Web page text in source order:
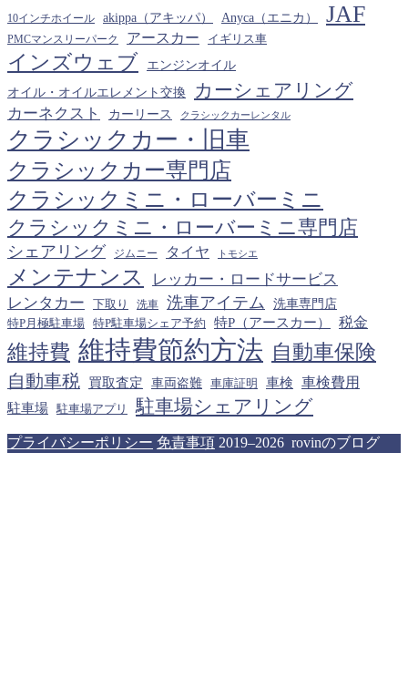
カ
イ
ブ
10インチホイール akippa（アキッパ） Anyca（エニカ） JAF
PMCマンスリーパーク アースカー イギリス車
インズウェブ エンジンオイル
オイル・オイルエレメント交換 カーシェアリング
カーネクスト カーリース クラシックカーレンタル
クラシックカー・旧車
クラシックカー専門店
クラシックミニ・ローバーミニ
クラシックミニ・ローバーミニ専門店
シェアリング ジムニー タイヤ トモシエ
メンテナンス
レッカー・ロードサービス
レンタカー
下取り 洗車 洗車アイテム
洗車専門店
特P月極駐車場
特P駐車場シェア予約 特P（アースカー） 税金
維持費 維持費節約方法 自動車保険
自動車税 買取査定 車両盗難 車庫証明 車検 車検費用
駐車場 駐車場アプリ 駐車場シェアリング
プライバシーポリシー 免責事項 2019–2026 rovinのブログ